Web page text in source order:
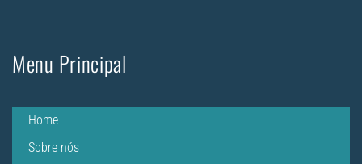
Menu Principal
Home
Sobre nós